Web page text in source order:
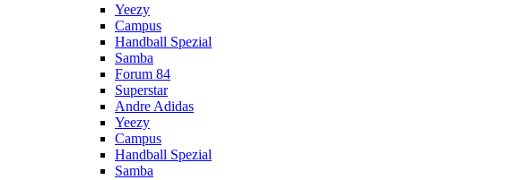
Yeezy
Campus
Handball Spezial
Samba
Forum 84
Superstar
Andre Adidas
Yeezy
Campus
Handball Spezial
Samba